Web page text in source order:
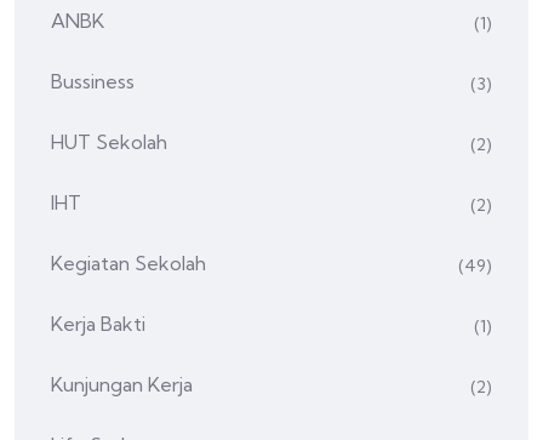
ANBK (1)
Bussiness (3)
HUT Sekolah (2)
IHT (2)
Kegiatan Sekolah (49)
Kerja Bakti (1)
Kunjungan Kerja (2)